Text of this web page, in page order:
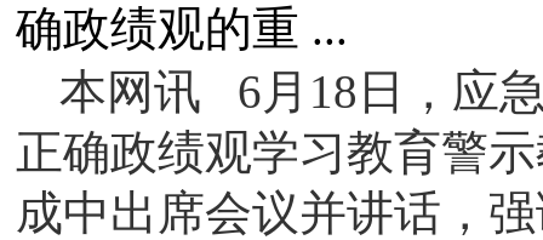
确政绩观的重 ...
本网讯 6月18日，应
正确政绩观学习教育警
成中出席会议并讲话，